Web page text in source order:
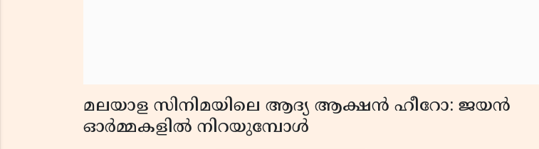
മലയാള സിനിമയിലെ ആദ്യ ആക്ഷൻ ഹീറോ: ജയൻ
ഓർമ്മകളിൽ നിറയുമ്പോൾ